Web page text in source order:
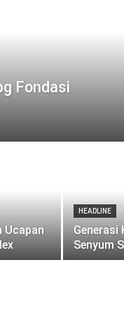
Fondasi
Ucapan
HEADLINE
Generasi
Senyum